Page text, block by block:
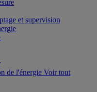
et supervision
de l'énergie Voir tout